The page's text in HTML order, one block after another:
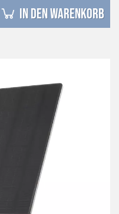
in den Warenkorb